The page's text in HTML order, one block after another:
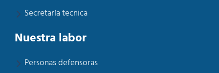
Secretaría tecnica
Nuestra labor
Personas defensoras